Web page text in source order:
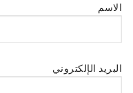
الاسم
البريد الإلكتروني